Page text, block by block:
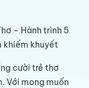
– Hành trình 5
khiếm khuyết
cười trẻ thơ
Với mong muốn